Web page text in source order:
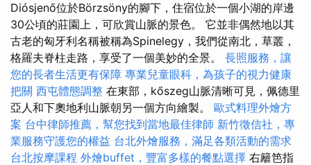
Diósjenő位於Börzsöny的腳下，住宿位於一個小湖的岸邊
30公頃的莊園上，可欣賞山脈的景色。 它並非偶然地以其
古老的匈牙利名稱被稱為Spinelegy，我們從南北，草叢，
格羅夫脊柱走路，享受了一個美妙的全景。 長照服務，讓
您的長者生活更有保障 專業兒童眼科，為孩子的視力健康
把關 西屯體態調整 在東部，kőszeg山脈清晰可見，佩德里
亞人和下奧地利山脈朝另一個方向繪製。 歐式料理外燴方
案 台中律師推薦，幫您找到當地最佳律師 新竹徵信社，專
業服務守護您的權益 台北外燴服務，滿足各類活動的需求
台北按摩課程 外燴buffet，豐富多樣的餐點選擇 右籬笆指